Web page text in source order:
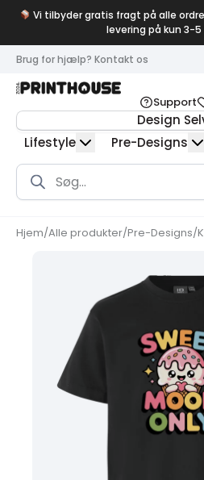
Vi tilbyder gratis fragt på alle
levering på kun 3-
Brug for hjælp? Kontakt os
Support
Design
Lifestyle
Pre-Designs
Products
search
Hjem/Alle produkter/Pre-Designs/